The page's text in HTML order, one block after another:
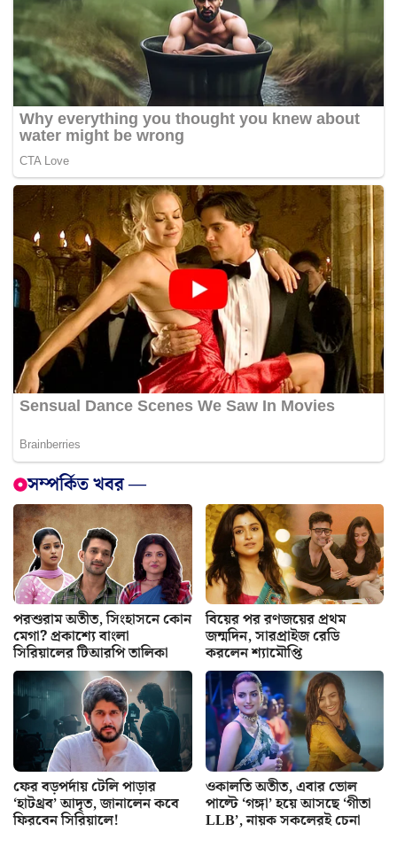
সম্পর্কিত খবর —
পরশুরাম অতীত, সিংহাসনে কোন
মেগা? প্রকাশ্যে বাংলা
সিরিয়ালের টিআরপি তালিকা
বিয়ের পর রণজয়ের প্রথম
জন্মদিন, সারপ্রাইজ রেডি
করলেন শ্যামৌপ্তি
ফের বড়পর্দায় টেলি পাড়ার
‘হাটথ্রব’ আদৃত, জানালেন কবে
ফিরবেন সিরিয়ালে!
ওকালতি অতীত, এবার ভোল
পাল্টে ‘গঙ্গা’ হয়ে আসছে ‘গীতা
LLB’, নায়ক সকলেরই চেনা